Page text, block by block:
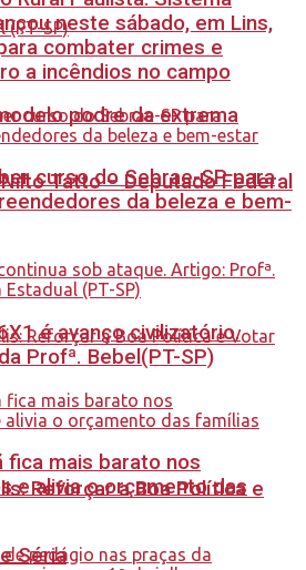
podre da extrema
Tatto – Deputado Federal
Reforçar a Boa Política e
Séria
neste sábado, em Lins,
combater crimes e
a incêndios no campo
curso do Sebrae-SP para
da beleza e bem-
é avanço civilizatório.
Profª. Bebel(PT-SP)
fica mais barato nos
e alivia o orçamento das